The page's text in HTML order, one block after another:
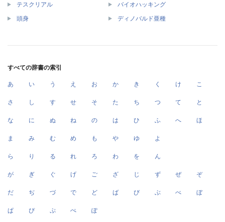
テスクリアル バイオハッキング
頭身 ディノバルド亜種
すべての辞書の索引
あ い う え お か き く け こ
さ し す せ そ た ち つ て と
な に ぬ ね の は ひ ふ へ ほ
ま み む め も や ゆ よ
ら り る れ ろ わ を ん
が ぎ ぐ げ ご ざ じ ず ぜ ぞ
だ ぢ づ で ど ば び ぶ べ ぼ
ぱ ぴ ぷ ぺ ぽ